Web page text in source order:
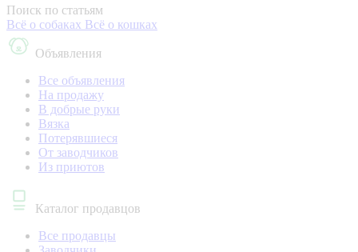
Поиск по статьям
Всё о собаках Всё о кошках
Объявления
Все объявления
На продажу
В добрые руки
Вязка
Потерявшиеся
От заводчиков
Из приютов
Каталог продавцов
Все продавцы